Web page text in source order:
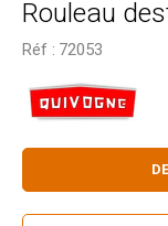
Rouleau
Réf : 72053